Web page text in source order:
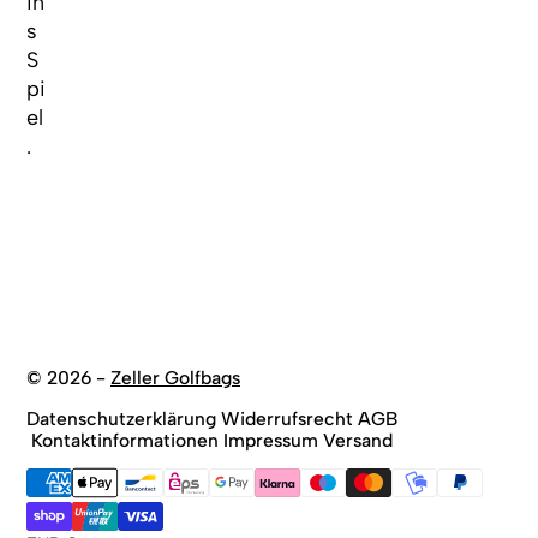
s
S
pi
el
.
© 2026 - Zeller Golfbags
Datenschutzerklärung Widerrufsrecht AGB
Kontaktinformationen Impressum Versand